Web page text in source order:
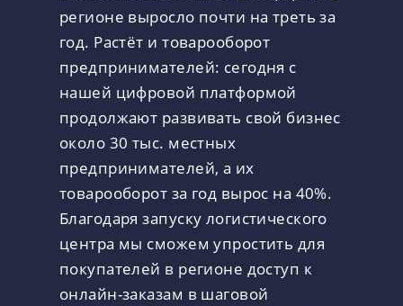
регионе выросло почти на треть за
год. Растёт и товарооборот
предпринимателей: сегодня с
нашей цифровой платформой
продолжают развивать свой бизнес
около 30 тыс. местных
предпринимателей, а их
товарооборот за год вырос на 40%.
Благодаря запуску логистического
центра мы сможем упростить для
покупателей в регионе доступ к
онлайн-заказам в шаговой